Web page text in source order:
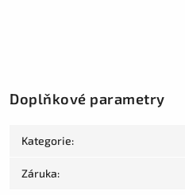
Doplňkové parametry
Kategorie:
Záruka: